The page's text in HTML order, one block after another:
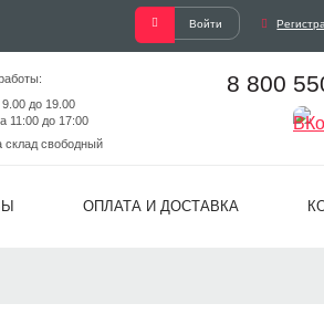
Войти
до 19.00
11:00 до 17:00
склад свободный
8 800
ОПЛАТА И ДОСТАВКА